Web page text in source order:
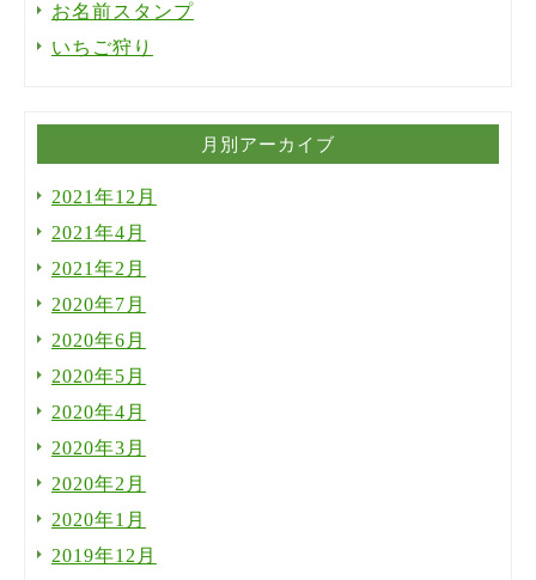
お名前スタンプ
いちご狩り
月別アーカイブ
2021年12月
2021年4月
2021年2月
2020年7月
2020年6月
2020年5月
2020年4月
2020年3月
2020年2月
2020年1月
2019年12月